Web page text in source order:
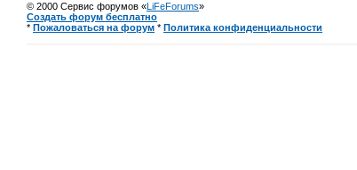
© 2000 Сервис форумов «LiFeForums»
Создать форум бесплатно
* Пожаловаться на форум * Политика конфиденциальности